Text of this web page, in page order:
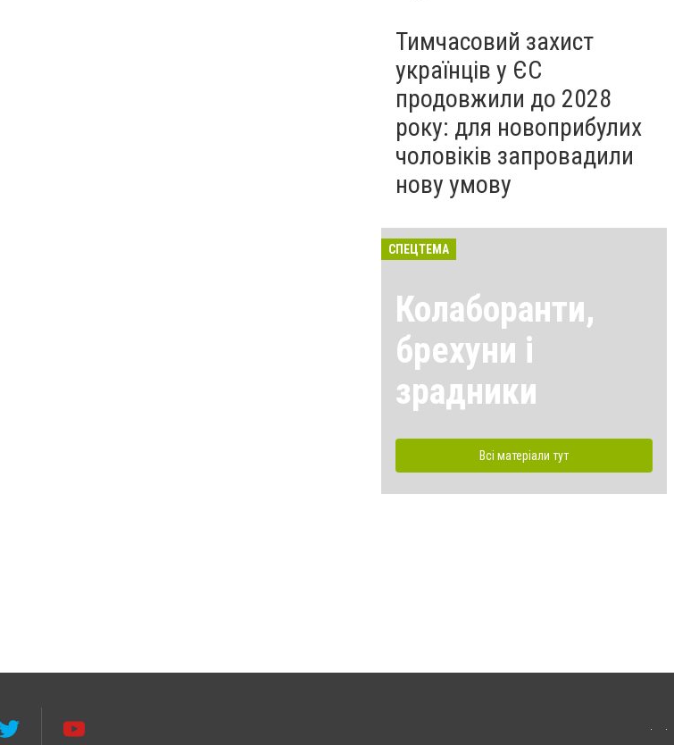
Тимчасовий захист
українців у ЄС
продовжили до 2028
року: для новоприбулих
чоловіків запровадили
нову умову
СПЕЦТЕМА
Колаборанти,
брехуни і
зрадники
Всі матеріали тут